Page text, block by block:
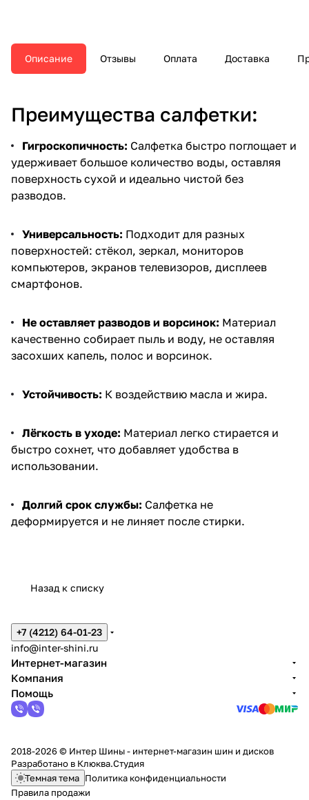
Описание Отзывы Оплата Доставка
Преимущества салфетки:
Гигроскопичность: Салфетка быстро поглощает и
удерживает большое количество воды, оставляя
поверхность сухой и идеально чистой без
разводов.
Универсальность: Подходит для разных
поверхностей: стёкол, зеркал, мониторов
компьютеров, экранов телевизоров, дисплеев
смартфонов.
Не оставляет разводов и ворсинок: Материал
качественно собирает пыль и воду, не оставляя
засохших капель, полос и ворсинок.
Устойчивость: К воздействию масла и жира.
Лёгкость в уходе: Материал легко стирается и
быстро сохнет, что добавляет удобства в
использовании.
Долгий срок службы: Салфетка не
деформируется и не линяет после стирки.
Назад к списку
+7 (4212) 64-01-23
info@inter-shini.ru
Интернет-магазин
Компания
Помощь
2018-2026 © Интер Шины - интернет-магазин шин и дисков
Разработано в Клюква.Студия
Темная тема Политика конфиденциальности
Правила продажи